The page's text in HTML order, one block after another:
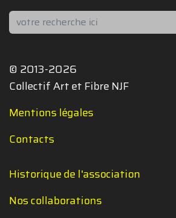
Rechercher
© 2013-2026
Collectif Art et Fibre NJF
Mentions légales
Contacts
Historique de l'association
Nos collaborations